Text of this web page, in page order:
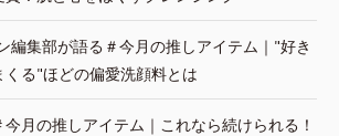
編集部が語る＃今月の推しアイテム｜"好き
る"ほどの偏愛洗顔料とは
月の推しアイテム｜これなら続けられる！